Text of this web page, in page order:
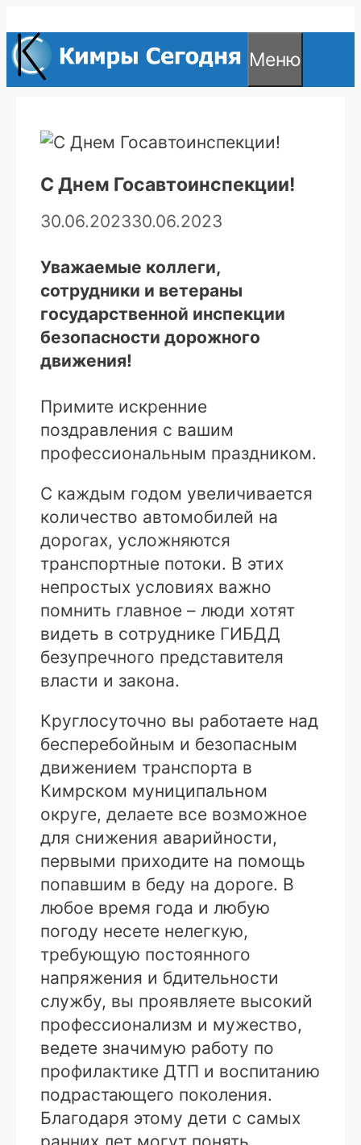
к
содержимому
Меню
С Днем Госавтоинспекции!
30.06.202330.06.2023
Уважаемые коллеги,
сотрудники и ветераны
государственной инспекции
безопасности дорожного
движения!
Примите искренние
поздравления с вашим
профессиональным праздником.
С каждым годом увеличивается
количество автомобилей на
дорогах, усложняются
транспортные потоки. В этих
непростых условиях важно
помнить главное – люди хотят
видеть в сотруднике ГИБДД
безупречного представителя
власти и закона.
Круглосуточно вы работаете над
бесперебойным и безопасным
движением транспорта в
Кимрском муниципальном
округе, делаете все возможное
для снижения аварийности,
первыми приходите на помощь
попавшим в беду на дороге. В
любое время года и любую
погоду несете нелегкую,
требующую постоянного
напряжения и бдительности
службу, вы проявляете высокий
профессионализм и мужество,
ведете значимую работу по
профилактике ДТП и воспитанию
подрастающего поколения.
Благодаря этому дети с самых